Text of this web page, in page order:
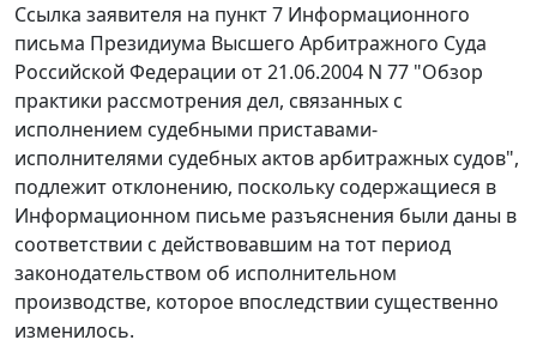
Ссылка заявителя на пункт 7 Информационного
письма Президиума Высшего Арбитражного Суда
Российской Федерации от 21.06.2004 N 77 "Обзор
практики рассмотрения дел, связанных с
исполнением судебными приставами-
исполнителями судебных актов арбитражных судов",
подлежит отклонению, поскольку содержащиеся в
Информационном письме разъяснения были даны в
соответствии с действовавшим на тот период
законодательством об исполнительном
производстве, которое впоследствии существенно
изменилось.